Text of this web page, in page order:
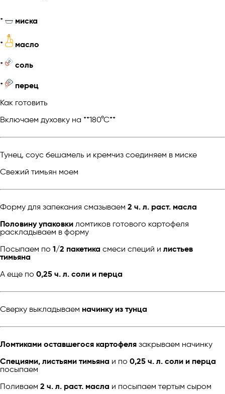
* миска
* масло
* соль
*
перец
Как готовить
Включаем духовку на **180°С**
Тунец, соус бешамель и кремчиз соединяем в миске
Свежий тимьян моем
Форму для запекания смазываем 2 ч. л. раст. масла
Половину упаковки ломтиков готового картофеля
раскладываем в форму
Посыпаем по 1/2 пакетика смеси специй и листьев
тимьяна
А еще по 0,25 ч. л. соли и перца
Сверху выкладываем начинку из тунца
Ломтиками оставшегося картофеля закрываем начинку
Специями, листьями тимьяна и по 0,25 ч. л. соли и перца
посыпаем
Поливаем 2 ч. л. раст. масла и посыпаем тертым сыром